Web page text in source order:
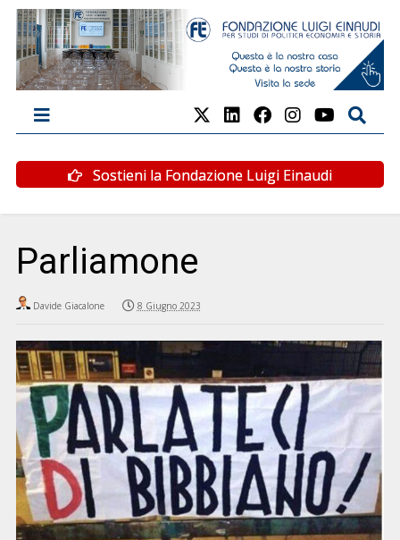
Sostieni la Fondazione Luigi Einaudi
Parliamone
Davide Giacalone 8 Giugno 2023